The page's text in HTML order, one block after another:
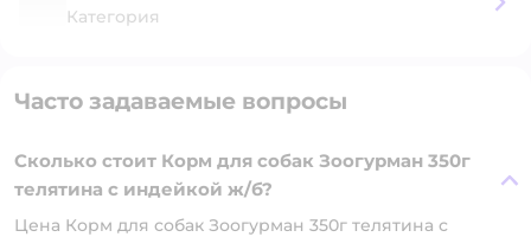
Категория
Часто задаваемые вопросы
Сколько стоит Корм для собак Зоогурман 350г
телятина с индейкой ж/б?
Цена Корм для собак Зоогурман 350г телятина с